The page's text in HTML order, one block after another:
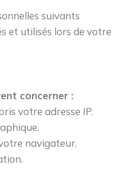
suivants
et utilisés lors de votre
concerner :
votre adresse IP.
navigateur.